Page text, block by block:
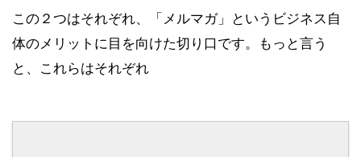
この２つはそれぞれ、「メルマガ」というビジネス自
体のメリットに目を向けた切り口です。もっと言う
と、これらはそれぞれ